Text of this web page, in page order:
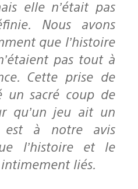
elle n’était pas
Nous avons
que l’histoire
pas tout à
Cette prise de
un sacré coup de
qu’un jeu ait un
à notre avis
l’histoire et le
liés.